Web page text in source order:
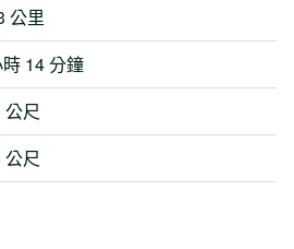
公里
14 分鐘
尺
尺